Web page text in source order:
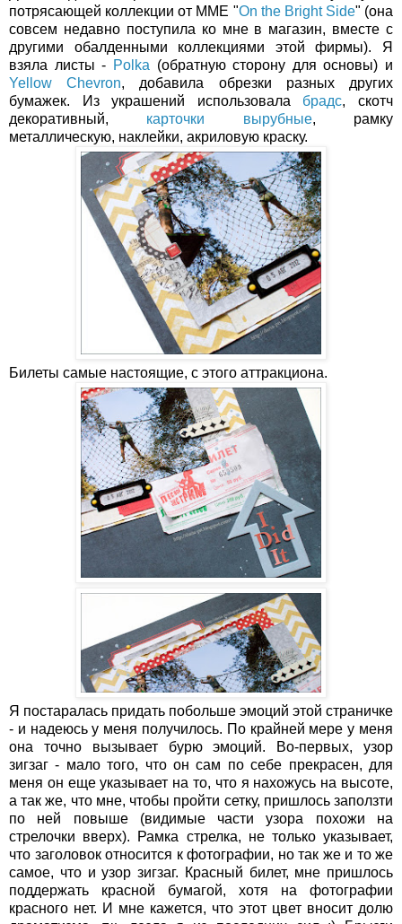
потрясающей коллекции от ММЕ "On the Bright Side" (она
совсем недавно поступила ко мне в магазин, вместе с
другими обалденными коллекциями этой фирмы). Я
взяла листы - Polka (обратную сторону для основы) и
Yellow Chevron, добавила обрезки разных других
бумажек. Из украшений использовала брадс, скотч
декоративный, карточки вырубные, рамку
металлическую, наклейки, акриловую краску.
Билеты самые настоящие, с этого аттракциона.
Я постаралась придать побольше эмоций этой страничке
- и надеюсь у меня получилось. По крайней мере у меня
она точно вызывает бурю эмоций. Во-первых, узор
зигзаг - мало того, что он сам по себе прекрасен, для
меня он еще указывает на то, что я нахожусь на высоте,
а так же, что мне, чтобы пройти сетку, пришлось заползти
по ней повыше (видимые части узора похожи на
стрелочки вверх). Рамка стрелка, не только указывает,
что заголовок относится к фотографии, но так же и то же
самое, что и узор зигзаг. Красный билет, мне пришлось
поддержать красной бумагой, хотя на фотографии
красного нет. И мне кажется, что этот цвет вносит долю